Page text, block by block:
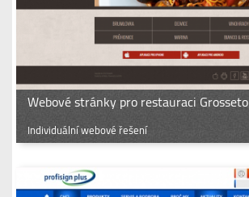
Webové stránky pro restauraci Grosseto
Individuální webové řešení